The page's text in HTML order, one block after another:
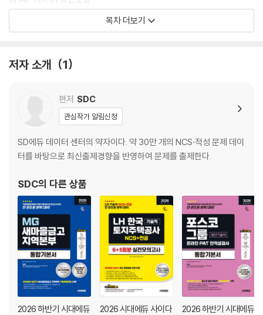
CHAPTER 02 입체도형
제2회 실전모의고사
별 책 정답 및 해설
PART 2 도형
PART 3 실전모의고사
목차 더보기
저자 소개 1
편저 SDC
관심작가 알림신청
SD에듀 데이터 센터의 약자이다. 약 30만 개의 NCS·적성 문제 데이
터를 바탕으로 최신출제경향을 반영하여 문제를 출제한다.
SDC의 다른 상품
2026 하반기 시대에듀
2026 시대에듀 사이다
2026 하반기 시대에듀